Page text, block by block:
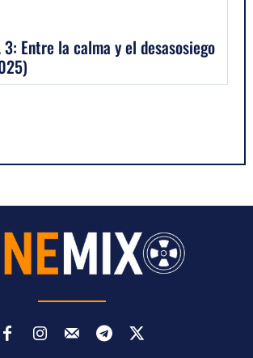
Entre la calma y el desasosiego